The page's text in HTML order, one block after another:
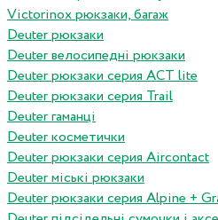
Victorinox рюкзаки, багаж
Deuter рюкзаки
Deuter велосипедні рюкзаки
Deuter рюкзаки серия ACT lite
Deuter рюкзаки серия Trail
Deuter гаманці
Deuter косметички
Deuter рюкзаки серия Aircontact
Deuter міські рюкзаки
Deuter рюкзаки серия Alpine +